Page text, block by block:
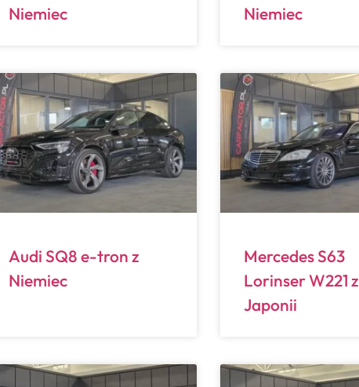
Niemiec
Niemiec
Audi SQ8 e-tron z
Niemiec
Mercedes S63
Lorinser W221 z
Japonii